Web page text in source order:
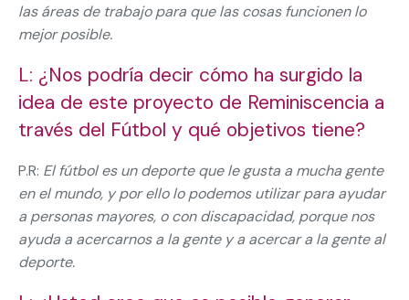
las áreas de trabajo para que las cosas funcionen lo
mejor posible.
L: ¿Nos podría decir cómo ha surgido la
idea de este proyecto de Reminiscencia a
través del Fútbol y qué objetivos tiene?
P.R: El fútbol es un deporte que le gusta a mucha gente
en el mundo, y por ello lo podemos utilizar para ayudar
a personas mayores, o con discapacidad, porque nos
ayuda a acercarnos a la gente y a acercar a la gente al
deporte.